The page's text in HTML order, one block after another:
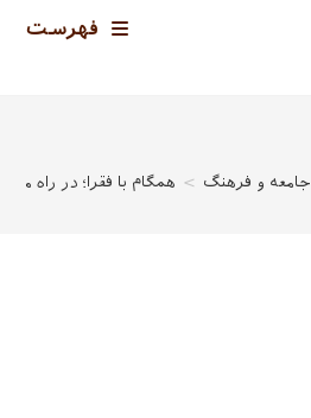
فهرست
جامعه و فرهنگ > همگام با فقرا؛ در راه